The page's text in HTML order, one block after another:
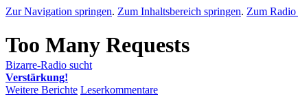
Zur Navigation springen. Zum Inhaltsbereich springen. Zum Radio
Bizarre-Radio sucht
Verstärkung!
Weitere Berichte Leserkommentare